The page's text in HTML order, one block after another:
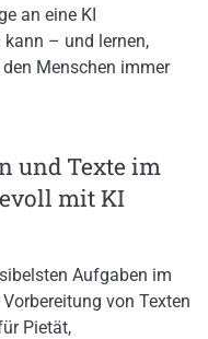
an eine KI
– und lernen,
Menschen immer
und Texte im
mit KI
Aufgaben im
von Texten
Pietät,